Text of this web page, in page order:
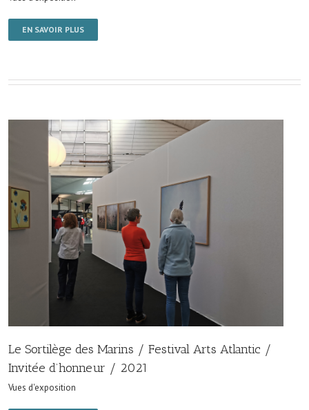
EN SAVOIR PLUS
Le Sortilège des Marins / Festival Arts Atlantic /
Invitée d’honneur / 2021
Vues d'exposition